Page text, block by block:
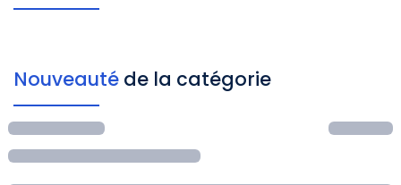
Nouveauté de la catégorie